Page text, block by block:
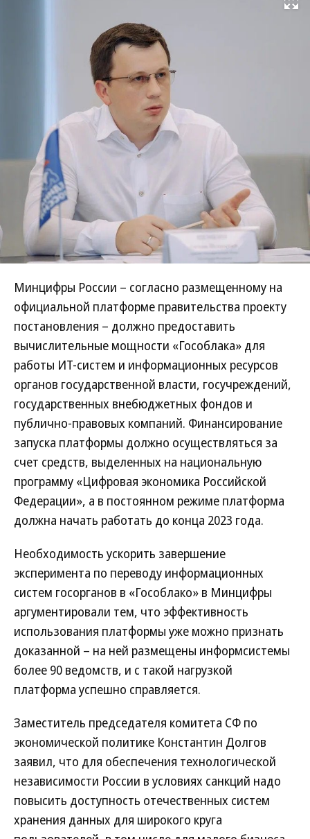
Развернуть
Минцифры России – согласно размещенному на
официальной платформе правительства проекту
постановления – должно предоставить
вычислительные мощности «Гособлака» для
работы ИТ-систем и информационных ресурсов
органов государственной власти, госучреждений,
государственных внебюджетных фондов и
публично-правовых компаний. Финансирование
запуска платформы должно осуществляться за
счет средств, выделенных на национальную
программу «Цифровая экономика Российской
Федерации», а в постоянном режиме платформа
должна начать работать до конца 2023 года.
Необходимость ускорить завершение
эксперимента по переводу информационных
систем госорганов в «Гособлако» в Минцифры
аргументировали тем, что эффективность
использования платформы уже можно признать
доказанной – на ней размещены информсистемы
более 90 ведомств, и с такой нагрузкой
платформа успешно справляется.
Заместитель председателя комитета СФ по
экономической политике Константин Долгов
заявил, что для обеспечения технологической
независимости России в условиях санкций надо
повысить доступность отечественных систем
хранения данных для широкого круга